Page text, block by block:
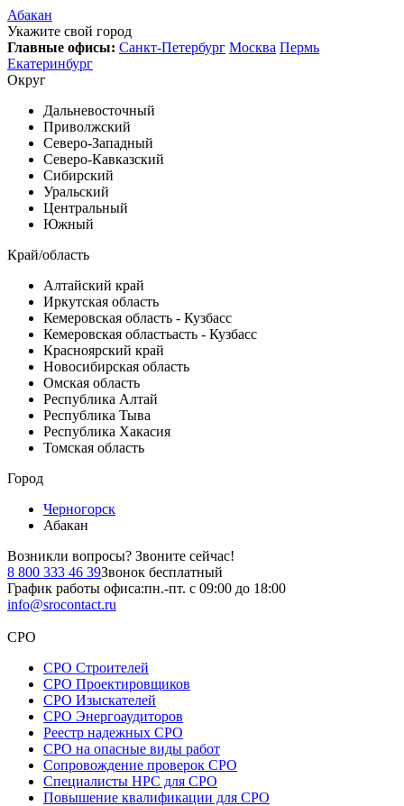
Абакан
Укажите свой город
Главные офисы: Санкт-Петербург Москва Пермь
Екатеринбург
Округ
Дальневосточный
Приволжский
Северо-Западный
Северо-Кавказский
Сибирский
Уральский
Центральный
Южный
Край/область
Алтайский край
Иркутская область
Кемеровская область - Кузбасс
Кемеровская областьасть - Кузбасс
Красноярский край
Новосибирская область
Омская область
Республика Алтай
Республика Тыва
Республика Хакасия
Томская область
Город
Черногорск
Абакан
Возникли вопросы? Звоните сейчас!
8 800 333 46 39Звонок бесплатный
График работы офиса:пн.-пт. с 09:00 до 18:00
info@srocontact.ru
СРО
СРО Строителей
СРО Проектировщиков
СРО Изыскателей
СРО Энергоаудиторов
Реестр надежных СРО
СРО на опасные виды работ
Сопровождение проверок СРО
Специалисты НРС для СРО
Повышение квалификации для СРО